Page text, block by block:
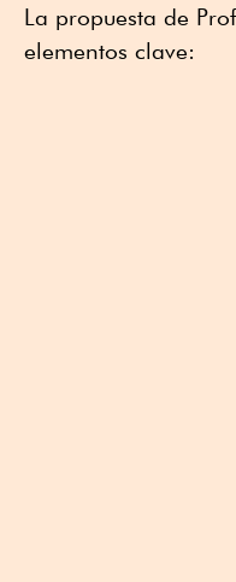
La propuesta de
elementos clave: